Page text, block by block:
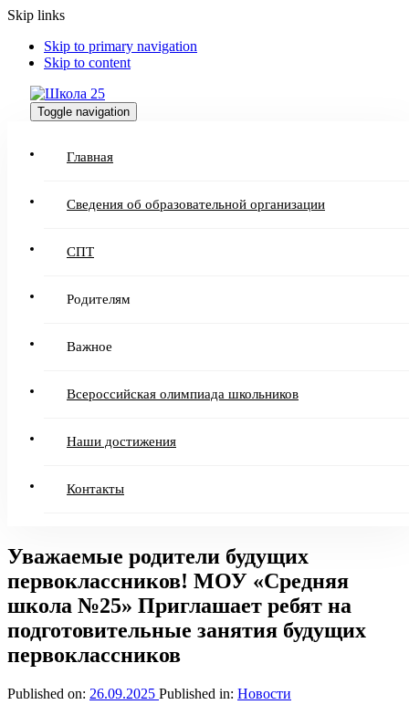
Skip links
Skip to primary navigation
Skip to content
Toggle navigation
Главная
Сведения об образовательной организации
СПТ
Родителям
Важное
Всероссийская олимпиада школьников
Наши достижения
Контакты
Уважаемые родители будущих
первоклассников! МОУ «Средняя
школа №25» Приглашает ребят на
подготовительные занятия будущих
первоклассников
Published on: 26.09.2025 Published in: Новости